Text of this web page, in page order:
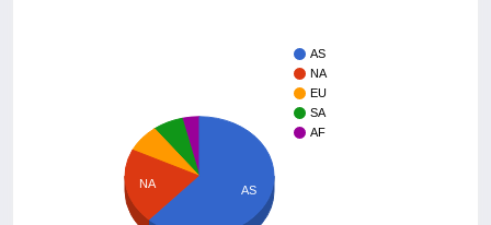
AS
NA
EU
SA
AF
NA
AS